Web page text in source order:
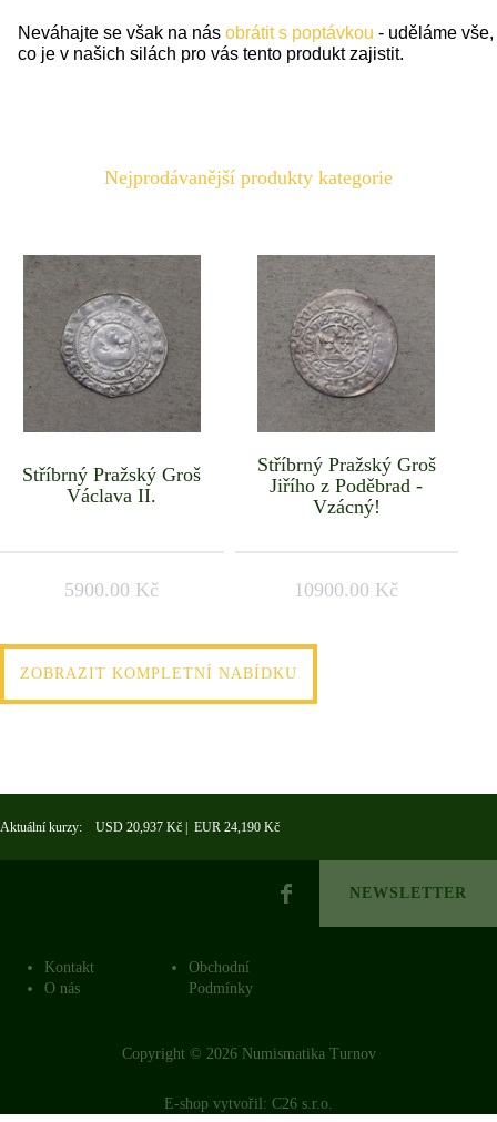
Neváhajte se však na nás obrátit s poptávkou - uděláme vše,
co je v našich silách pro vás tento produkt zajistit.
Nejprodávanější produkty kategorie
Stříbrný Pražský Groš
Václava II.
5900.00 Kč
Stříbrný Pražský Groš
Jiřího z Poděbrad -
Vzácný!
10900.00 Kč
ZOBRAZIT KOMPLETNÍ NABÍDKU
Aktuální kurzy: USD 20,937 Kč | EUR 24,190 Kč
NEWSLETTER
Kontakt
O nás
Obchodní
Podmínky
Copyright © 2026 Numismatika Turnov
E-shop vytvořil: C26 s.r.o.